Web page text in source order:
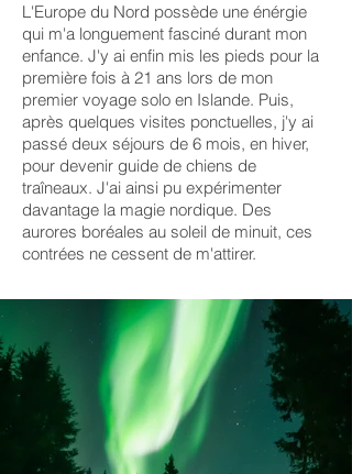
L'Europe du Nord possède une énérgie
qui m'a longuement fasciné durant mon
enfance. J'y ai enfin mis les pieds pour la
première fois à 21 ans lors de mon
premier voyage solo en Islande. Puis,
après quelques visites ponctuelles, j'y ai
passé deux séjours de 6 mois, en hiver,
pour devenir guide de chiens de
traîneaux. J'ai ainsi pu expérimenter
davantage la magie nordique. Des
aurores boréales au soleil de minuit, ces
contrées ne cessent de m'attirer.